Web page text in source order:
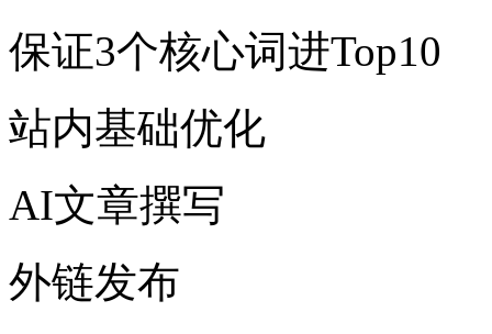
保证3个核心词进Top10
站内基础优化
AI文章撰写
外链发布